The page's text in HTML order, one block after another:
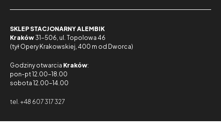
SKLEP STACJONARNY ALEMBIK
Kraków 31-506, ul. Topolowa 46
(tył Opery Krakowskiej, 400 m od Dworca)
Godziny otwarcia Kraków:
pon-pt 12.00-18.00
sobota 12.00-14.00
tel. +48 607 317 327